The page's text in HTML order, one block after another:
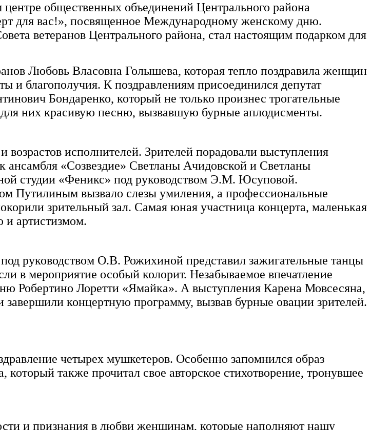
общественных объединений Центрального района
для вас!», посвященное Международному женскому дню.
ветеранов Центрального района, стал настоящим подарком для
Любовь Власовна Голышева, которая тепло поздравила женщин
и благополучия. К поздравлениям присоединился депутат
Бондаренко, который не только произнес трогательные
них красивую песню, вызвавшую бурные аплодисменты.
исполнителей. Зрителей порадовали выступления
«Созвездие» Светланы Ачидовской и Светланы
студии «Феникс» под руководством Э.М. Юсуповой.
Путилиным вызвало слезы умиления, а профессиональные
зрительный зал. Самая юная участница концерта, маленькая
и артистизмом.
руководством О.В. Рожихиной представил зажигательные танцы
в мероприятие особый колорит. Незабываемое впечатление
Робертино Лоретти «Ямайка». А выступления Карена Мовсесяна,
концертную программу, вызвав бурные овации зрителей.
четырех мушкетеров. Особенно запомнился образ
также прочитал свое авторское стихотворение, тронувшее
и признания в любви женщинам, которые наполняют нашу